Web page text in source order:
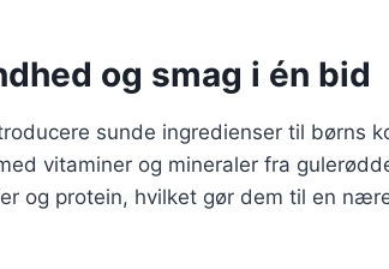
og smag i én bid
sunde ingredienser til børns
vitaminer og mineraler fra
og protein, hvilket gør dem til en